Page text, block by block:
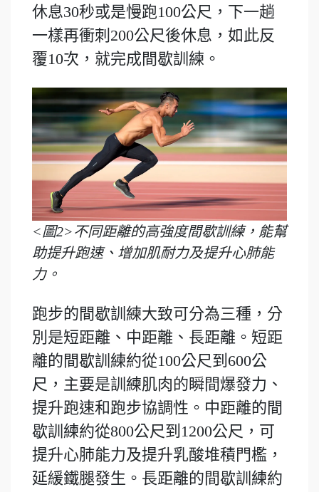
休息30秒或是慢跑100公尺，下一趟
一樣再衝刺200公尺後休息，如此反
覆10次，就完成間歇訓練。
<圖2>不同距離的高強度間歇訓練，能幫
助提升跑速、增加肌耐力及提升心肺能
力。
跑步的間歇訓練大致可分為三種，分
別是短距離、中距離、長距離。短距
離的間歇訓練約從100公尺到600公
尺，主要是訓練肌肉的瞬間爆發力、
提升跑速和跑步協調性。中距離的間
歇訓練約從800公尺到1200公尺，可
提升心肺能力及提升乳酸堆積門檻，
延緩鐵腿發生。長距離的間歇訓練約